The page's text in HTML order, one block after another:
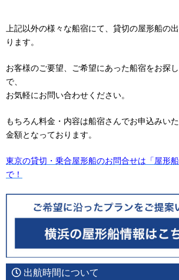
上記以外の様々な船宿にて、貸切の屋形船の
ります。
お客様のご要望、ご希望にあった船宿をお探
で、
お気軽にお問い合わせください。
もちろん料金・内容は船宿さんでお申込みい
金額となっております。
東京の貸切・乗合屋形船のお問合せは「屋形
で！
出航時間について